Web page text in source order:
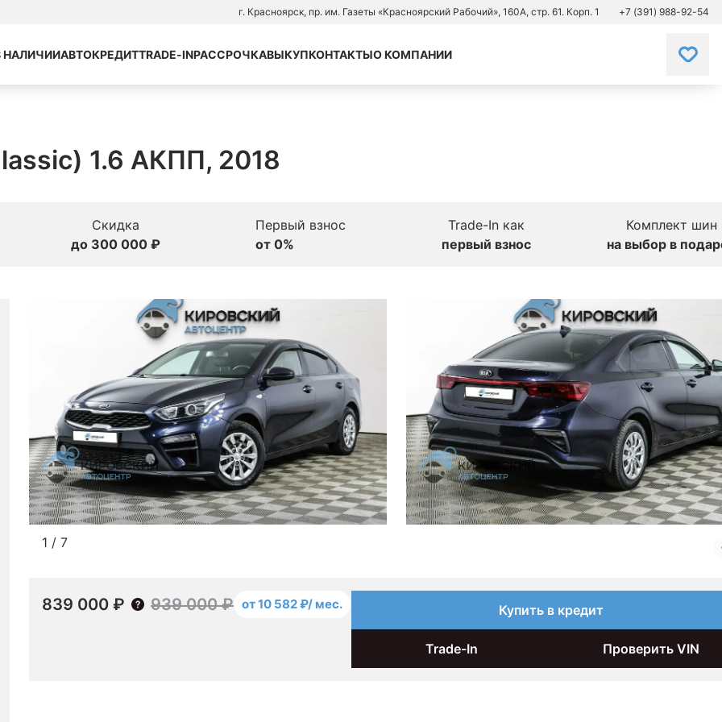
г. Красноярск, пр. им. Газеты «Красноярский Рабочий», 160А, стр. 61. Корп. 1 +7 (391) 988-92-54
НАЛИЧИИАВТОКРЕДИТTRADE-INРАССРОЧКАВЫКУПКОНТАКТЫО КОМПАНИИ
1.6 АКПП, 2018
Скидка
до 300 000 ₽
Первый взнос
от 0%
Trade-In как
первый взнос
Комплект шин
на выбор в
1 / 7
839 000 ₽ 939 000 ₽ от 10 582 ₽/ мес. Купить в кредит
Trade-In Проверить VIN